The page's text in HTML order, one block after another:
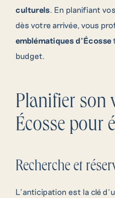
culturels. En planifiant
dès votre arrivée, vous
emblématiques d’Écosse
budget.
Planifier son
Écosse pour
Recherche et
L’anticipation est la clé